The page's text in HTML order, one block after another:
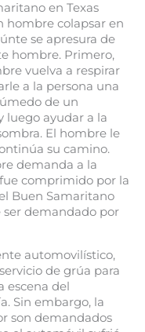
en Texas
hombre colapsar en
se apresura de
hombre. Primero,
vuelva a respirar
a la persona una
de un
luego ayudar a la
El hombre le
su camino.
demanda a la
comprimido por la
Buen Samaritano
ser demandado por
automovilístico,
de grúa para
escena del
Sin embargo, la
son demandados